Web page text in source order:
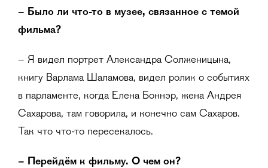
– Было ли что-то в музее, связанное с темой
фильма?
– Я видел портрет Александра Солженицына,
книгу Варлама Шаламова, видел ролик о событиях
в парламенте, когда Елена Боннэр, жена Андрея
Сахарова, там говорила, и конечно сам Сахаров.
Так что что-то пересекалось.
– Перейдём к фильму. О чем он?